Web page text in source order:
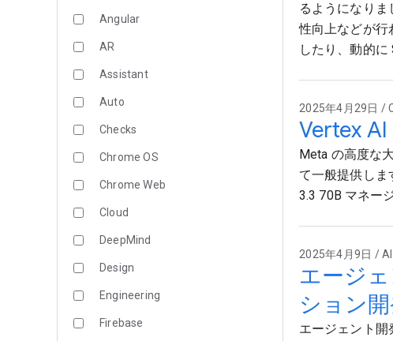
Angular
AR
Assistant
Auto
Checks
Chrome OS
Chrome Web
Cloud
DeepMind
Design
Engineering
Firebase
るようになり
性向上などが行
したり、動的に
2025年4月29日 /
Vertex
Meta の高度な
て一般提供しま
3.3 70B マネー
2025年4月9日 / AI
エージ
ション
エージェント開